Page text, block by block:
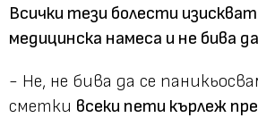
Всички тези болести
медицинска намеса и не бива
- Не, не бива да се
сметки всеки пети кърлеж